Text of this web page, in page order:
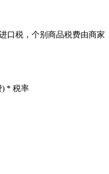
口税，个别商品税费由商家
) * 税率